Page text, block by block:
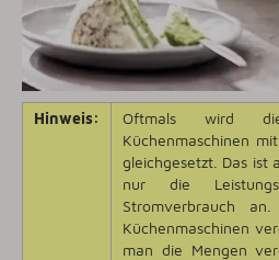
Hinweis:
Oftmals wird
Küchenmaschinen
gleichgesetzt. Das ist
nur die
Stromverbrauch
Küchenmaschinen
man die Mengen